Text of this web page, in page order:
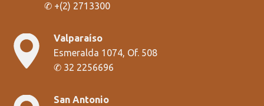
✆ +(2) 2713300
Valparaíso
Esmeralda 1074, Of. 508
✆ 32 2256696
San Antonio